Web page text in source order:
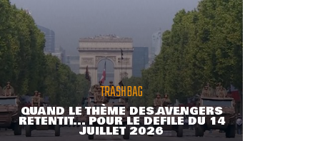
TRASHBAG
QUAND LE THÈME DES AVENGERS
RETENTIT... POUR LE DÉFILÉ DU 14
JUILLET 2026